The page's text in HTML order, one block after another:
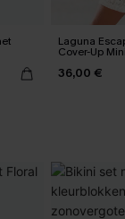
Laguna
Cover-Up
36,00 €